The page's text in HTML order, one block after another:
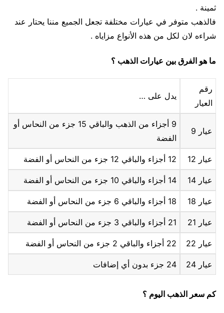
ثمينة .
فالذهب متوفر في عيارات مختلفة تجعل الجميع مننا يحتار عند
شراءه لان لكل من هذه الأنواع مزاياه .
ما هو الفرق بين عيارات الذهب ؟
رقم
العيار
يدل على …
عيار 9
9 أجزاء من الذهب والباقي 15 جزء من النحاس أو
الفضة
عيار 12 12 أجزاء والباقي 12 جزء من النحاس أو الفضة
عيار 14 14 أجزاء والباقي 10 جزء من النحاس أو الفضة
عيار 18 18 أجزاء والباقي 6 جزء من النحاس أو الفضة
عيار 21 21 أجزاء والباقي 3 جزء من النحاس أو الفضة
عيار 22 22 أجزاء والباقي 2 جزء من النحاس أو الفضة
عيار 24 24 جزء بدون أي إضافات
كم سعر الذهب اليوم ؟